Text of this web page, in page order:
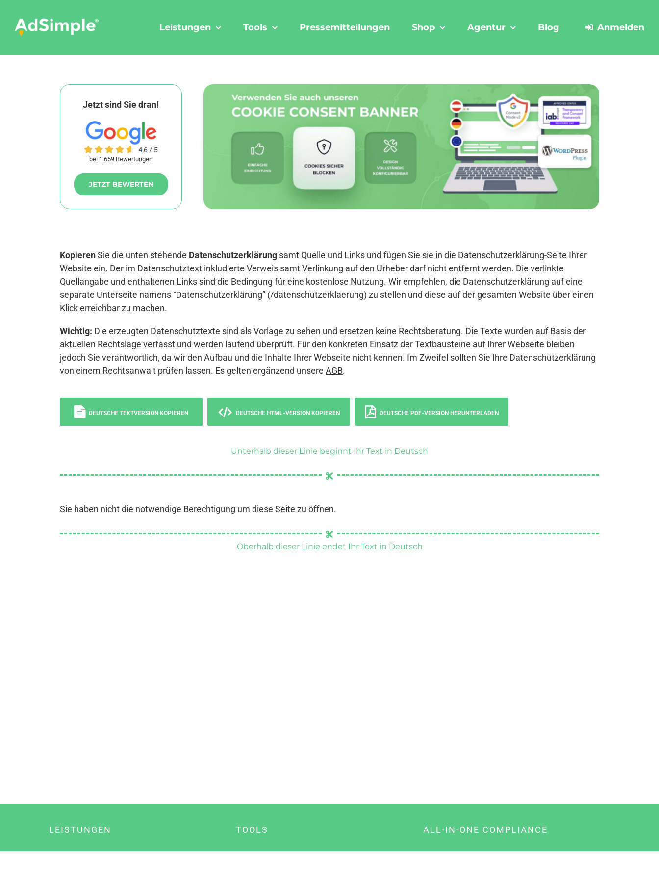
content
Leistungen Tools Pressemitteilungen Shop Agentur Blog Anmelden
Jetzt sind Sie dran!
bei 1.659 Bewertungen
JETZT BEWERTEN
KopierenSie die unten stehende Datenschutzerklärung samt Quelle und Links und fügen Sie sie in die Datenschutzerklärung-Seite Ihrer
Website ein. Der im Datenschutztext inkludierte Verweis samt Verlinkung auf den Urheber darf nicht entfernt werden. Die verlinkte
Quellangabe und enthaltenen Links sind die Bedingung für eine kostenlose Nutzung. Wir empfehlen, die Datenschutzerklärung auf eine
separate Unterseite namens “Datenschutzerklärung” (/datenschutzerklaerung) zu stellen und diese auf der gesamten Website über einen
Klick erreichbar zu machen.
Wichtig: Die erzeugten Datenschutztexte sind als Vorlage zu sehen und ersetzen keine Rechtsberatung. Die Texte wurden auf Basis der
aktuellen Rechtslage verfasst und werden laufend überprüft. Für den konkreten Einsatz der Textbausteine auf Ihrer Webseite bleiben
jedoch Sie verantwortlich, da wir den Aufbau und die Inhalte Ihrer Webseite nicht kennen. Im Zweifel sollten Sie Ihre Datenschutzerklärung
von einem Rechtsanwalt prüfen lassen. Es gelten ergänzend unsere AGB.
DEUTSCHE TEXTVERSION KOPIEREN DEUTSCHE HTML-VERSION KOPIEREN DEUTSCHE PDF-VERSION HERUNTERLADEN
Unterhalb dieser Linie beginnt Ihr Text in Deutsch
Sie haben nicht die notwendige Berechtigung um diese Seite zu öffnen.
Oberhalb dieser Linie endet Ihr Text in Deutsch
LEISTUNGEN TOOLS ALL-IN-ONE COMPLIANCE